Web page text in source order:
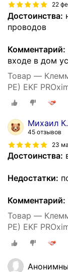
22
Достоинства:
проводов
Комментарий:
входе в дом
Товар —
PE) EKF
Михаил К.
45 отзывов
23
Достоинства:
Недостатки:
Комментарий:
Товар —
PE) EKF